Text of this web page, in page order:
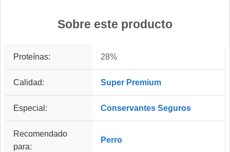
Sobre este producto
Proteínas: 28%
Calidad: Super Premium
Especial: Conservantes Seguros
Recomendado
para:
Perro